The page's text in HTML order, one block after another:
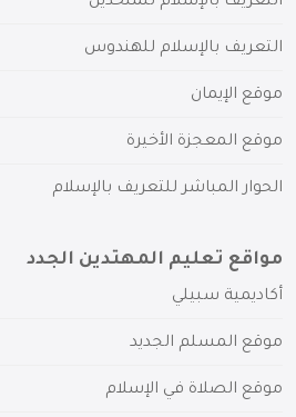
التعريف بالإسلام للهندوس
موقع الإيمان
موقع المعجزة الأخيرة
الحوار المباشر للتعريف بالإسلام
مواقع تعليم المهتدين الجدد
أكاديمية سبيلي
موقع المسلم الجديد
موقع الصلاة في الإسلام